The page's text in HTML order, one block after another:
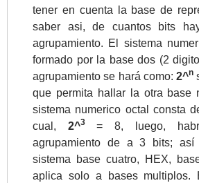
Ξ Polinomios como listas ligadas Ξ
Pilas como lista ligada Ξ Colas
como lista ligada Ξ Arreglos en
memoria Ξ Matrices dispersas en
vector y lista ligada Ξ Árboles
binarios Ξ Árboles AVL Ξ Grafos Ξ
Tratamiento de archivos.
>> Ingresar YA a este tutorial
tener en cuenta la base de
saber asi, de cuantos bits
agrupamiento. El sistema
formado por la base dos (2
agrupamiento se hará como: 2^n
que permita hallar la otra base
sistema numerico octal consta
cual, 2^3= 8, luego,
agrupamiento de a 3 bits; así
sistema base cuatro, HEX,
aplica solo a bases multiplos.